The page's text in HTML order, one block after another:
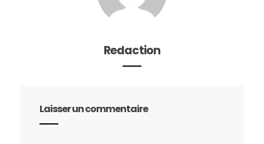
Redaction
Laisser un commentaire